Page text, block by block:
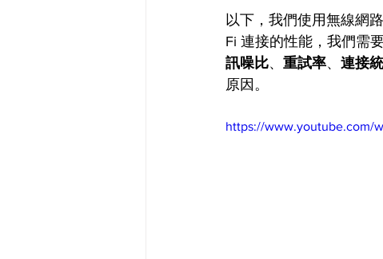
以下，我們使用無線網
Fi 連接的性能，我們需
訊噪比、 重試率、 連接
原因。
https://www.youtube.com/